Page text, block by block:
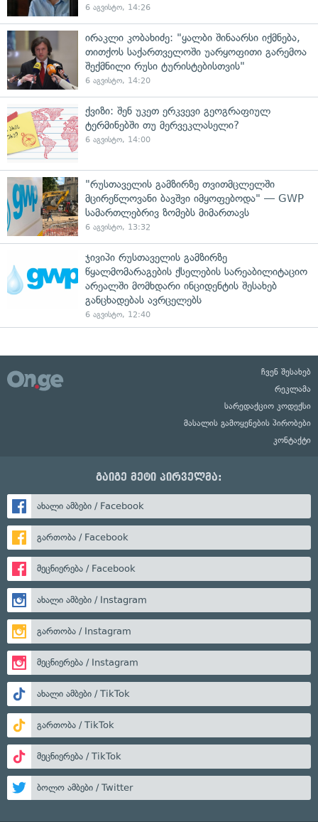
6 აგვისტო, 14:26
ირაკლი კობახიძე: "ყალბი შინაარსი იქმნება,
თითქოს საქართველოში უარყოფითი გარემოა
შექმნილი რუსი ტურისტებისთვის"
6 აგვისტო, 14:20
ქვიზი: შენ უკეთ ერკვევი გეოგრაფიულ
ტერმინებში თუ მერვეკლასელი?
6 აგვისტო, 14:00
"რუსთაველის გამზირზე თვითმცლელში
მცირეწლოვანი ბავშვი იმყოფებოდა" — GWP
სამართლებრივ ზომებს მიმართავს
6 აგვისტო, 13:32
ჯივიპი რუსთაველის გამზირზე
წყალმომარაგების ქსელების სარეაბილიტაციო
არეალში მომხდარი ინციდენტის შესახებ
განცხადებას ავრცელებს
6 აგვისტო, 12:40
ჩვენ შესახებ
რეკლამა
სარედაქციო კოდექსი
მასალის გამოყენების პირობები
კონტაქტი
გაიგე მეტი პირველმა:
ახალი ამბები / Facebook
გართობა / Facebook
მეცნიერება / Facebook
ახალი ამბები / Instagram
გართობა / Instagram
მეცნიერება / Instagram
ახალი ამბები / TikTok
გართობა / TikTok
მეცნიერება / TikTok
ბოლო ამბები / Twitter